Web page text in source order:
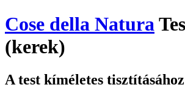
Cose della Natura
(kerek)
A test kíméletes